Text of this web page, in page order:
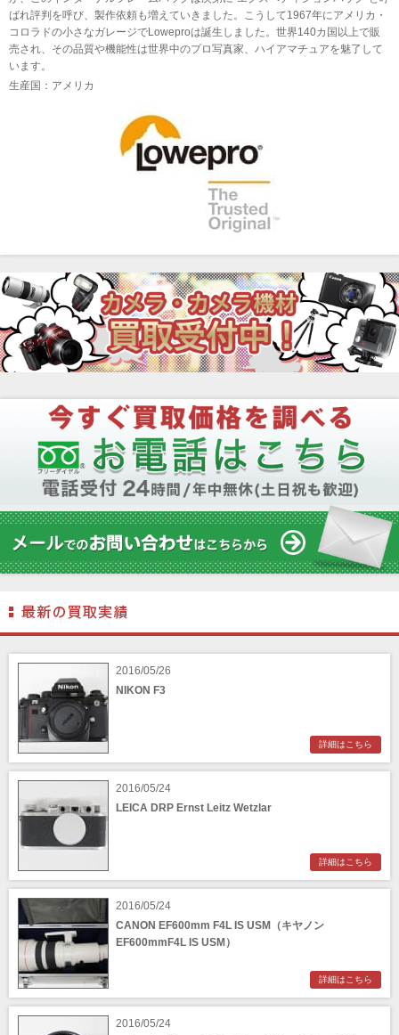
ばれ評判を呼び、製作依頼も増えていきました。こうして1967年にアメリカ・
コロラドの小さなガレージでLoweproは誕生しました。世界140カ国以上で販
売され、その品質や機能性は世界中のプロ写真家、ハイアマチュアを魅了して
います。
生産国：アメリカ
2016/05/26
NIKON F3
詳細はこちら
2016/05/24
LEICA DRP Ernst Leitz Wetzlar
詳細はこちら
2016/05/24
CANON EF600mm F4L IS USM（キヤノン
EF600mmF4L IS USM）
詳細はこちら
2016/05/24